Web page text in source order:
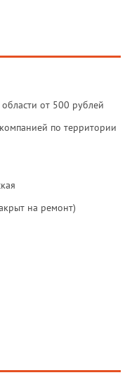
от 500 рублей
по территории
на ремонт)